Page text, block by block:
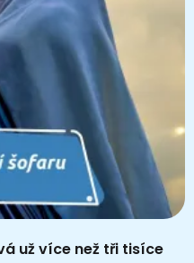
už více než tři tisíce